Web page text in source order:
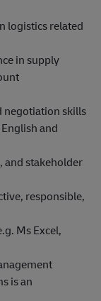
logistics related
in supply
negotiation skills
and
and stakeholder
responsible,
Ms Excel,
is an